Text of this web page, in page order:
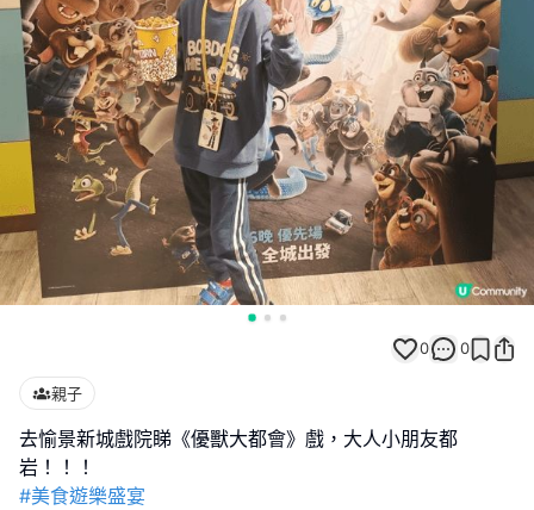
0 0
親子
去愉景新城戲院睇《優獸大都會》戲，大人小朋友都
#美食遊樂盛宴